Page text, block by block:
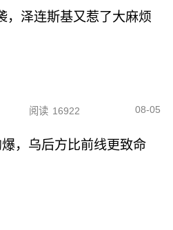
，泽连斯基又惹了大麻烦
阅读 16922 08-05
，乌后方比前线更致命